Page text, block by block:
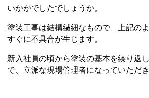
いかがでしたでしょうか。
塗装工事は結構繊細なもので、上記の
すぐに不具合が生じます。
新入社員の頃から塗装の基本を繰り返
で、立派な現場管理者になっていただき